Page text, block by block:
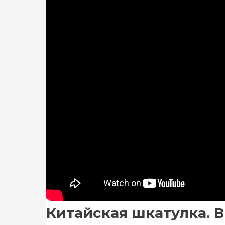
Китайская шкатулка.